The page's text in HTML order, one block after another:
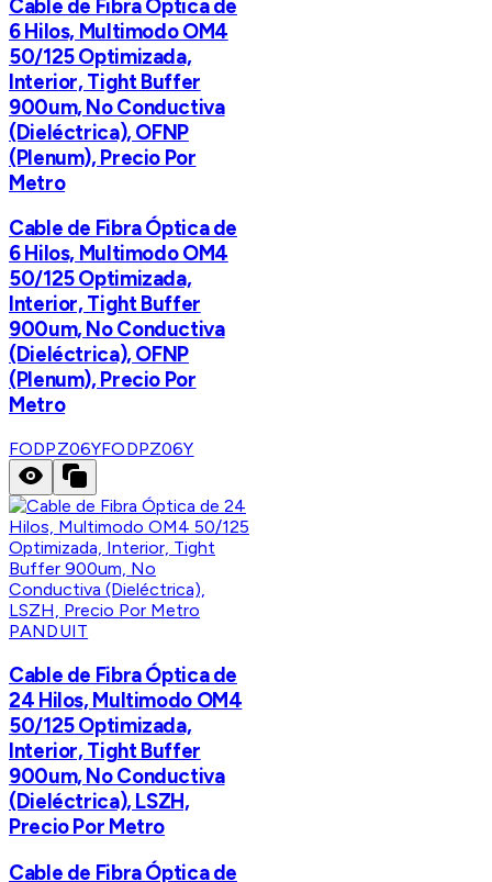
Cable de Fibra Óptica de
6 Hilos, Multimodo OM4
50/125 Optimizada,
Interior, Tight Buffer
900um, No Conductiva
(Dieléctrica), OFNP
(Plenum), Precio Por
Metro
Cable de Fibra Óptica de
6 Hilos, Multimodo OM4
50/125 Optimizada,
Interior, Tight Buffer
900um, No Conductiva
(Dieléctrica), OFNP
(Plenum), Precio Por
Metro
FODPZ06YFODPZ06Y
PANDUIT
Cable de Fibra Óptica de
24 Hilos, Multimodo OM4
50/125 Optimizada,
Interior, Tight Buffer
900um, No Conductiva
(Dieléctrica), LSZH,
Precio Por Metro
Cable de Fibra Óptica de